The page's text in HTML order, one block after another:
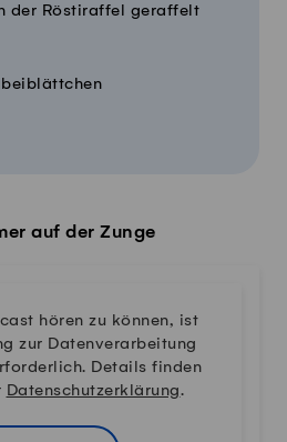
der Röstiraffel geraffelt
auf der Zunge
hören zu können, ist
zur Datenverarbeitung
Details finden
Datenschutzerklärung.